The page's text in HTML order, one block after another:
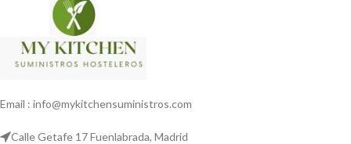
Email : info@mykitchensuministros.com
Calle Getafe 17 Fuenlabrada, Madrid